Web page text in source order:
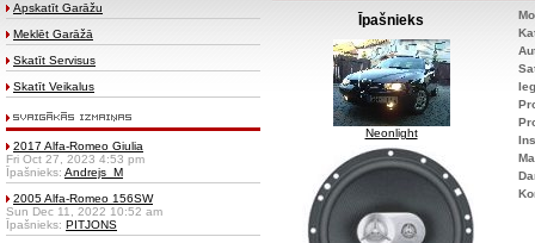
Apskatīt Garāžu
Meklēt Garāžā
Skatīt Servisus
Skatīt Veikalus
2017 Alfa-Romeo Giulia
Fri Oct 27, 2023 4:53 pm
Īpašnieks: Andrejs_M
2005 Alfa-Romeo 156SW
Sun Dec 11, 2022 10:52 am
Īpašnieks: PITJONS
Īpašnieks
Neonlight